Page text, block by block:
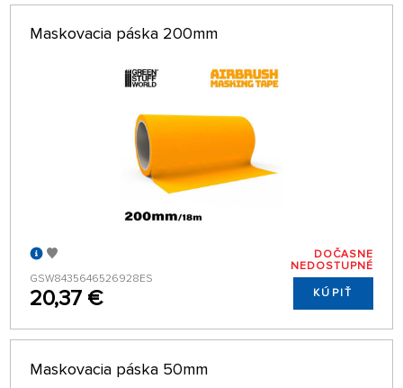
Maskovacia páska 200mm
GSW8435646526928ES
20,37 €
DOČASNE
NEDOSTUPNÉ
KÚPIŤ
Maskovacia páska 50mm